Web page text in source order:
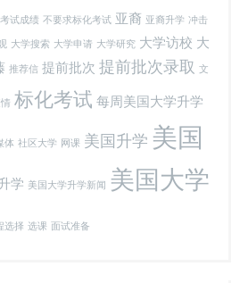
试成绩 不要求标化考试 亚裔 亚裔升学 冲击
大学搜索 大学申请 大学研究 大学访校 大
推荐信 提前批次 提前批次录取 文
标化考试 每周美国大学升学
体 社区大学 网课 美国升学 美国
学 美国大学升学新闻 美国大学
选择 选课 面试准备